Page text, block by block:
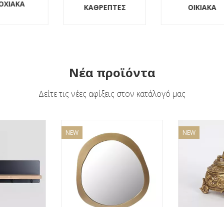
ΚΑΘΡΕΠΤΕΣ
Νέα προϊόντα
Δείτε τις νέες αφίξεις στον κατάλογό μας
NEW NEW